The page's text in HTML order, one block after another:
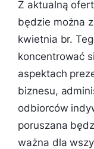
Z aktualną
będzie można
kwietnia br.
koncentrować
aspektach
biznesu,
odbiorców
poruszana
ważna dla